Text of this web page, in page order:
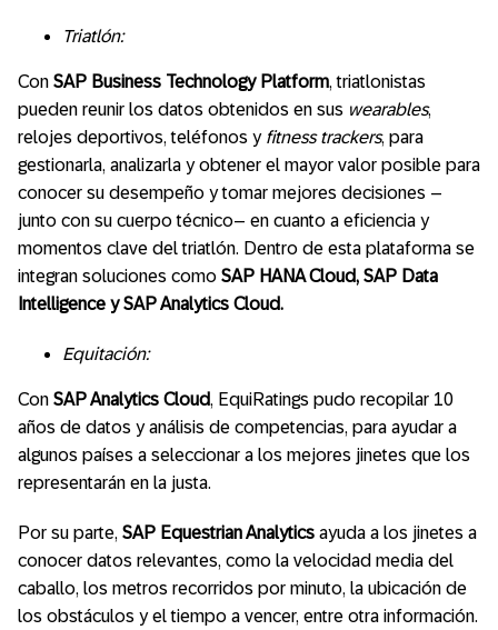
Triatlón:
Con SAP Business Technology Platform, triatlonistas
pueden reunir los datos obtenidos en sus wearables,
relojes deportivos, teléfonos y fitness trackers, para
gestionarla, analizarla y obtener el mayor valor posible para
conocer su desempeño y tomar mejores decisiones –
junto con su cuerpo técnico– en cuanto a eficiencia y
momentos clave del triatlón. Dentro de esta plataforma se
integran soluciones como SAP HANA Cloud, SAP Data
Intelligence y SAP Analytics Cloud.
Equitación:
Con SAP Analytics Cloud, EquiRatings pudo recopilar 10
años de datos y análisis de competencias, para ayudar a
algunos países a seleccionar a los mejores jinetes que los
representarán en la justa.
Por su parte, SAP Equestrian Analytics ayuda a los jinetes a
conocer datos relevantes, como la velocidad media del
caballo, los metros recorridos por minuto, la ubicación de
los obstáculos y el tiempo a vencer, entre otra información.